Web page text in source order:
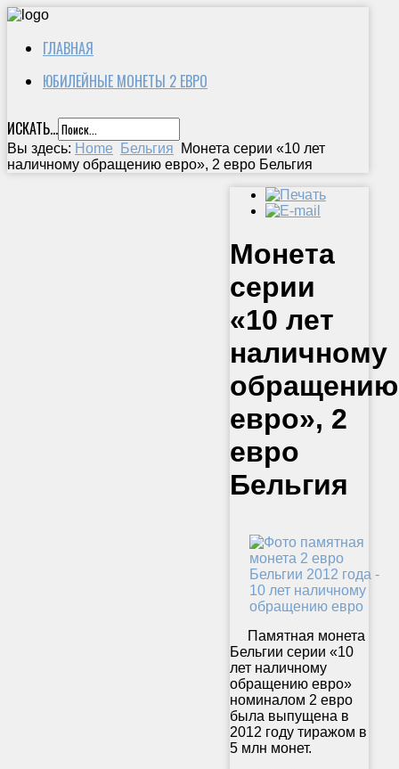
ГЛАВНАЯ
ЮБИЛЕЙНЫЕ МОНЕТЫ 2 ЕВРО
ИСКАТЬ...
Вы здесь: Home Бельгия
Монета серии «10 лет
наличному обращению евро», 2 евро Бельгия
Монета
серии
«10 лет
наличному
обращению
евро», 2
евро
Бельгия
Памятная монета
Бельгии серии «10
лет наличному
обращению евро»
номиналом 2 евро
была выпущена в
2012 году тиражом в
5 млн монет.